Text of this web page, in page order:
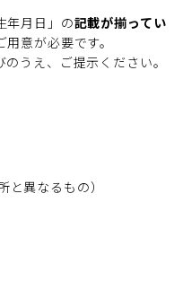
年月日」の記載が揃ってい
意が必要です。
うえ、ご提示ください。
異なるもの）